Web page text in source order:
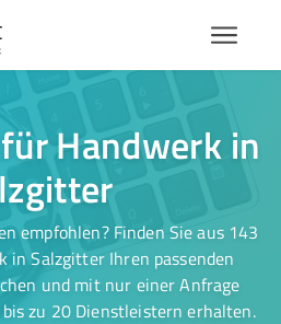
Handwerk in
empfohlen? Finden Sie aus 143
in Salzgitter Ihren passenden
und mit nur einer Anfrage
zu 20 Dienstleistern erhalten.